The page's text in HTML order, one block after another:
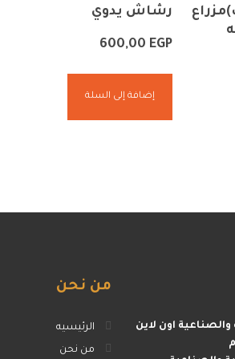
رشاش يدوي
600,00 EGP
إضافة إلى السلة
اون لاين
من نحن
الرئيسيه
من نحن